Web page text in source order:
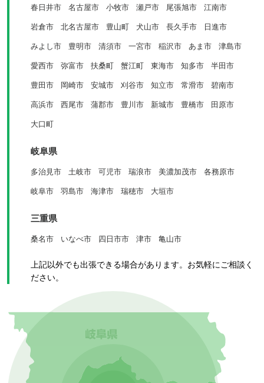
春日井市 名古屋市 小牧市 瀬戸市 尾張旭市 江南市
岩倉市 北名古屋市 豊山町 犬山市 長久手市 日進市
みよし市 豊明市 清須市 一宮市 稲沢市 あま市 津島市
愛西市 弥富市 扶桑町 蟹江町 東海市 知多市 半田市
豊田市 岡崎市 安城市 刈谷市 知立市 常滑市 碧南市
高浜市 西尾市 蒲郡市 豊川市 新城市 豊橋市 田原市
大口町
岐阜県
多治見市 土岐市 可児市 瑞浪市 美濃加茂市 各務原市
岐阜市 羽島市 海津市 瑞穂市 大垣市
三重県
桑名市 いなべ市 四日市市 津市 亀山市
上記以外でも出張できる場合があります。お気軽にご相談く
ださい。